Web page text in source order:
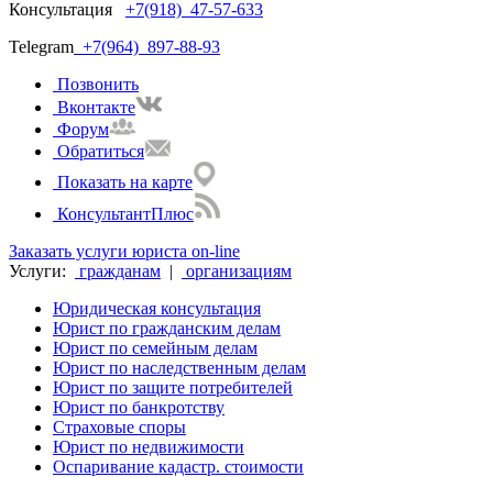
Консультация +7(918) 47-57-633
Telegram +7(964) 897-88-93
Позвонить
Вконтакте
Форум
Обратиться
Показать на карте
КонсультантПлюс
Заказать услуги юриста on-line
Услуги:
гражданам |
организациям
Юридическая консультация
Юрист по гражданским делам
Юрист по семейным делам
Юрист по наследственным делам
Юрист по защите потребителей
Юрист по банкротству
Страховые споры
Юрист по недвижимости
Оспаривание кадастр. стоимости